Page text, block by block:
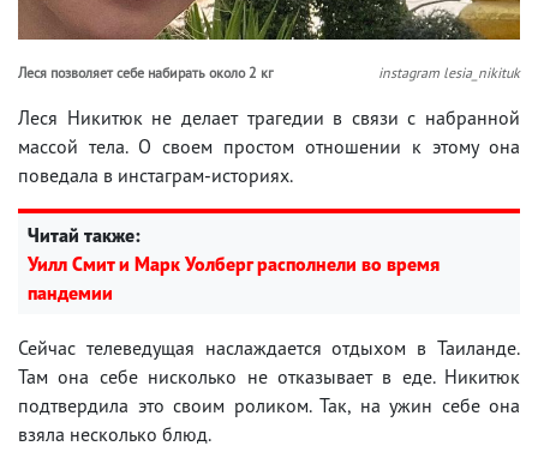
Леся позволяет себе набирать около 2 кг instagram lesia_nikituk
Леся Никитюк не делает трагедии в связи с набранной
массой тела. О своем простом отношении к этому она
поведала в инстаграм-историях.
Читай также:
Уилл Смит и Марк Уолберг располнели во время
пандемии
Сейчас телеведущая наслаждается отдыхом в Таиланде.
Там она себе нисколько не отказывает в еде. Никитюк
подтвердила это своим роликом. Так, на ужин себе она
взяла несколько блюд.